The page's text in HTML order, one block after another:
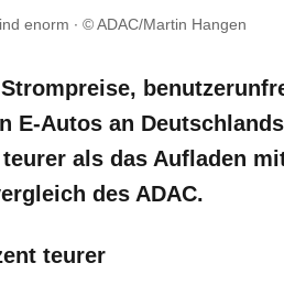
enorm © ADAC/Martin Hangen
E-Autos an
als das Aufladen
des ADAC.
teurer